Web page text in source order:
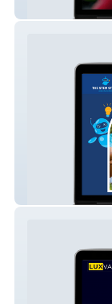
STEM STUDIO